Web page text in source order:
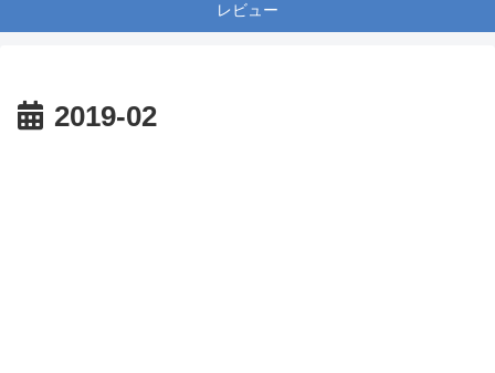
レビュー
2019-02